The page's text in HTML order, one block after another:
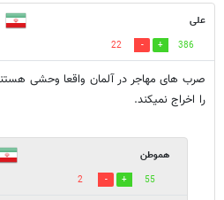
علی
386
22
صرب های مهاجر در آلمان واقعا وحشی هستند
را اخراج نمیکند.
هموطن
55
2